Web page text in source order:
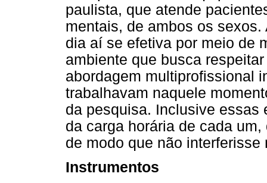
paulista, que atende
mentais, de ambos os
dia aí se efetiva por meio de
ambiente que busca
abordagem multiprofissional
trabalhavam naquele
da pesquisa. Inclusive essas
da carga horária de cada
de modo que não interferisse
Instrumentos